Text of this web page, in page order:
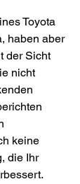
Toyota
haben aber
der Sicht
nicht
keine
die Ihr